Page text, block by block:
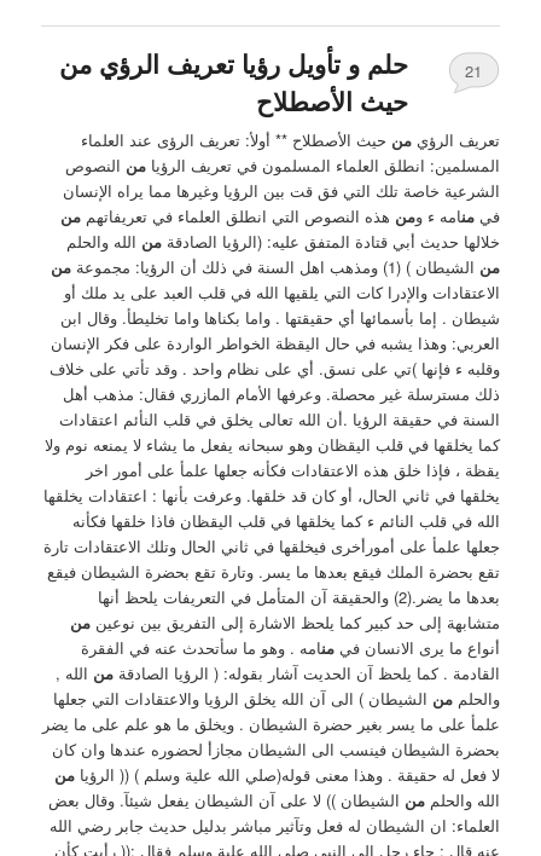
حلم و تأويل رؤيا تعريف الرؤي من
حيث الأصطلاح
21
تعريف الرؤيمن حيث الأصطلاح ** أولأ: تعريف الرؤى عند العلماء
المسلمين: ‏انطلق العلماء المسلمون في تعريف الرؤيامن النصوص
الشرعية خاصة تلك التي فق قت بين الرؤيا وغيرها مما يراه الإنسان
فيمنامه ء ومن هذه النصوص التي انطلق العلماء في تعريفاتهممن
خلالها حديث أبي قتادة المتفق عليه: (الرؤيا الصادقةمن الله والحلم
من الشيطان ) (1) ومذهب اهل ‏السنة في ذلك أن الرؤيا: مجموعة
من
الاعتقادات والإدرا كات التي يلقيها الله في قلب العبد على يد ملك أو
شيطان . إما بأسمائها أي حقيقتها . واما بكناها واما تخليطأ. وقال ابن
العربي: وهذا يشبه في حال اليقظة الخواطر الواردة على فكر الإنسان
وقلبه ء فإنها )تي على نسق. أي على نظام واحد . وقد تأتي على خلاف
ذلك مسترسلة غير محصلة. ‏وعرفها الأمام المازري فقال: مذهب أهل
السنة في حقيقة الرؤيا .أن الله تعالى يخلق في قلب النأئم اعتقادات
كما يخلقها في قلب اليقظان وهو سبحانه يفعل ما يشاء لا يمنعه نوم ولا
يقظة ، فإذا خلق هذه الاعتقادات فكأنه جعلها علمأ على أمور اخر
يخلقها في ثاني الحال، أو كان قد خلقها. وعرفت بأنها : اعتقادات يخلقها
الله في قلب النائم ء كما يخلقها في قلب اليقظان فاذا خلقها فكأنه
جعلها علمأ على أمورأخرى فيخلقها في ثاني الحال وتلك الاعتقادات تارة
تقع بحضرة الملك فيقع بعدها ما يسر. وتارة تقع بحضرة الشيطان فيقع
بعدها ما يضر.(2) ‏والحقيقة آن المتأمل في التعريفات يلحظ أنها
متشابهة إلى حد كبير كما يلحظ الاشارة إلى التفريق بين نوعينمن
أنواع ما يرى الانسان فيمنامه . وهو ما سأتحدث عنه في الفقرة
القادمة . كما يلحظ آن الحديت آشار ‏بقوله: ( الرؤيا الصادقةمن الله ,
والحلممن الشيطان ) ‏الى آن الله يخلق الرؤيا والاعتقادات التي جعلها
علمأ على ما يسر بغير حضرة الشيطان . ويخلق ما هو علم على ما يضر
بحضرة الشيطان فينسب الى الشيطان مجازأ لحضوره عندها وان كان
لا فعل له حقيقة . وهذا معنى قوله(صلي الله علية وسلم ) (( الرؤيامن
الله ‏والحلممن الشيطان )) ‏لا على آن الشيطان يفعل شيئآ. ‏وقال بعض
العلماء: ان الشيطان له فعل وتآثير مباشر بدليل حديث جابر رضي الله
عنه قال : جاء رجل إلى النبي صلي الله علية وسلم فقال :(( رأيت كأن